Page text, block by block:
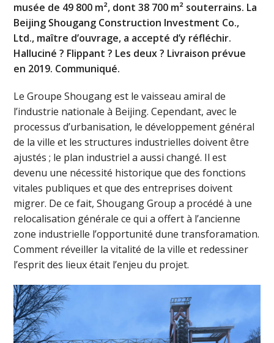
musée de 49 800 m², dont 38 700 m² souterrains. La
Beijing Shougang Construction Investment Co.,
Ltd., maître d’ouvrage, a accepté d’y réfléchir.
Halluciné ? Flippant ? Les deux ? Livraison prévue
en 2019. Communiqué.
Le Groupe Shougang est le vaisseau amiral de
l’industrie nationale à Beijing. Cependant, avec le
processus d’urbanisation, le développement général
de la ville et les structures industrielles doivent être
ajustés ; le plan industriel a aussi changé. Il est
devenu une nécessité historique que des fonctions
vitales publiques et que des entreprises doivent
migrer. De ce fait, Shougang Group a procédé à une
relocalisation générale ce qui a offert à l’ancienne
zone industrielle l’opportunité dune transforamation.
Comment réveiller la vitalité de la ville et redessiner
l’esprit des lieux était l’enjeu du projet.